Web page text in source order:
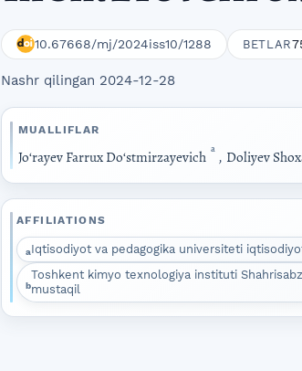
10.67668/mj/2024iss10/1288 BETLAR
Nashr qilingan 2024-12-28
MUALLIFLAR
Joʻrayev Farrux Doʻstmirzayevich a , Doliyev
AFFILIATIONS
aIqtisodiyot va pedagogika universiteti
b
Toshkent kimyo texnologiya instituti
mustaqil